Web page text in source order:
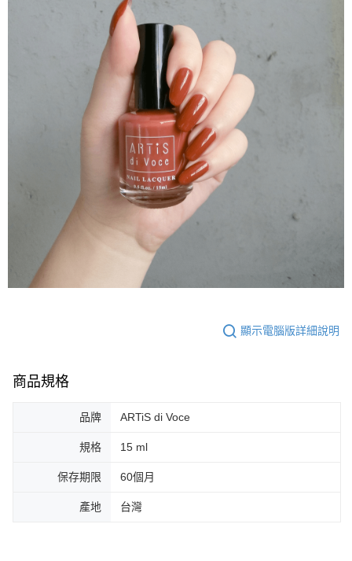
顯示電腦版詳細說明
商品規格
品牌 ARTiS di Voce
規格 15 ml
保存期限 60個月
產地 台灣